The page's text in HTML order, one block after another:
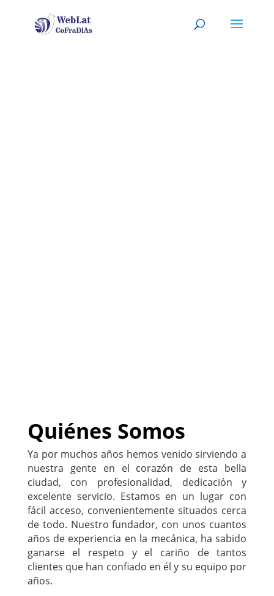
Quiénes Somos
Ya por muchos años hemos venido sirviendo a
nuestra gente en el corazón de esta bella
ciudad, con profesionalidad, dedicación y
excelente servicio. Estamos en un lugar con
fácil acceso, convenientemente situados cerca
de todo. Nuestro fundador, con unos cuantos
años de experiencia en la mecánica, ha sabido
ganarse el respeto y el cariño de tantos
clientes que han confiado en él y su equipo por
años.